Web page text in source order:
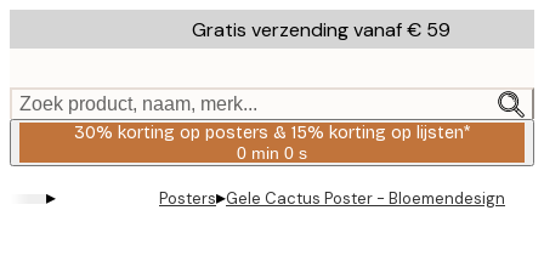
to
content.
Gratis verzending vanaf € 59
Zoek product, naam, merk...
30% korting op posters & 15% korting op lijsten*
0 min 0 s
Geldig
2026-
▸ Posters▸Gele Cactus Poster - Bloemendesign